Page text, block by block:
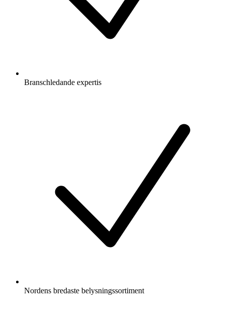
Branschledande expertis
Nordens bredaste belysningssortiment